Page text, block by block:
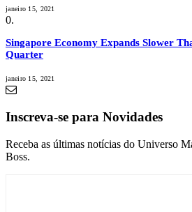
janeiro 15, 2021
Singapore Economy Expands Slower
Quarter
janeiro 15, 2021
Inscreva-se para Novidades
Receba as últimas notícias do Universo
Boss.